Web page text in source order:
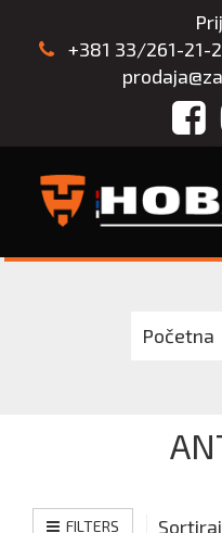
+381 33/261-21-
Početna
FILTERS